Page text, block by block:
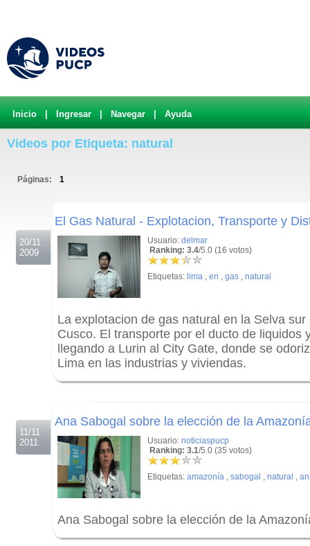
Inicio Ingresar Navegar Ayuda
Videos por Etiqueta: natural
Páginas: 1
20/11
2009
El Gas Natural - Explotacion, Transporte y
Usuario: delmar
Ranking: 3.4/5.0 (16 votos)
Etiquetas: lima , en , gas , natural
La explotacion de gas natural en la Selva
Cusco. El transporte por el ducto de liquidos
llegando a Lurin al City Gate, donde se
Lima en las industrias y viviendas.
11/11
2011
Ana Sabogal sobre la elección de la
Usuario: noticiaspucp
Ranking: 3.1/5.0 (35 votos)
Etiquetas: amazonía , sabogal , natural ,
Ana Sabogal sobre la elección de la